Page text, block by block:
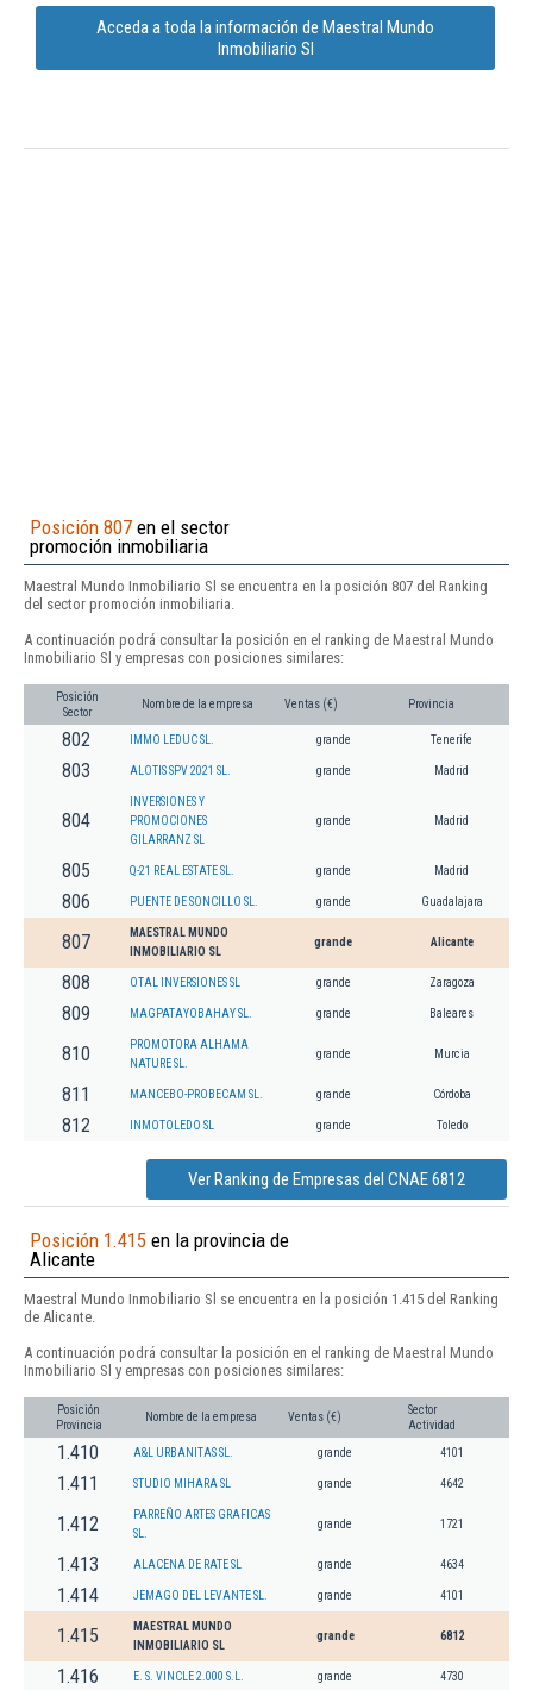
Acceda a toda la información de Maestral Mundo
Inmobiliario Sl
Posición 807 en el sector
promoción inmobiliaria
Maestral Mundo Inmobiliario Sl se encuentra en la posición 807 del Ranking
del sector promoción inmobiliaria.
A continuación podrá consultar la posición en el ranking de Maestral Mundo
Inmobiliario Sl y empresas con posiciones similares:
Posición
Sector
Nombre de la empresa Ventas (€) Provincia
802 IMMO LEDUC SL. grande Tenerife
803 ALOTIS SPV 2021 SL. grande Madrid
804
INVERSIONES Y
PROMOCIONES
GILARRANZ SL
grande Madrid
805 Q-21 REAL ESTATE SL. grande Madrid
806 PUENTE DE SONCILLO SL. grande Guadalajara
807
MAESTRAL MUNDO
INMOBILIARIO SL
grande Alicante
808 OTAL INVERSIONES SL grande Zaragoza
809 MAGPATAYOBAHAY SL. grande Baleares
810
PROMOTORA ALHAMA
NATURE SL.
grande Murcia
811 MANCEBO-PROBECAM SL. grande Córdoba
812 INMOTOLEDO SL grande Toledo
Ver Ranking de Empresas del CNAE 6812
Posición 1.415 en la provincia de
Alicante
Maestral Mundo Inmobiliario Sl se encuentra en la posición 1.415 del Ranking
de Alicante.
A continuación podrá consultar la posición en el ranking de Maestral Mundo
Inmobiliario Sl y empresas con posiciones similares:
Posición
Provincia
Nombre de la empresa Ventas (€)
Sector
Actividad
1.410 A&L URBANITAS SL. grande 4101
1.411 STUDIO MIHARA SL grande 4642
1.412
PARREÑO ARTES GRAFICAS
SL.
grande 1721
1.413 ALACENA DE RATE SL grande 4634
1.414 JEMAGO DEL LEVANTE SL. grande 4101
1.415
MAESTRAL MUNDO
INMOBILIARIO SL
grande 6812
1.416 E. S. VINCLE 2.000 S.L. grande 4730